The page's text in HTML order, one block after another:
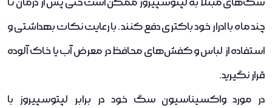
چند ماه با ادرار خود باکتری دفع کنند. با رعایت نکات بهداشتی و
استفاده از لباس و کفش‌های محافظ در معرض آب یا خاک آلوده
قرار نگیرید.
در مورد واکسیناسیون سگ خود در برابر لپتوسپیروز با